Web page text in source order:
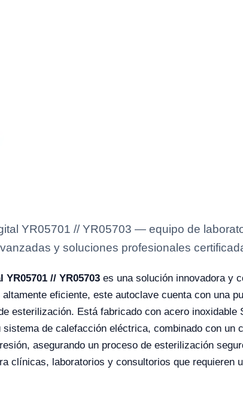
YR05701 // YR05703 — equipo de
y soluciones profesionales
// YR05703 es una solución innovadora y
eficiente, este autoclave cuenta con una
esterilización. Está fabricado con acero inoxidable
de calefacción eléctrica, combinado con un
asegurando un proceso de esterilización
clínicas, laboratorios y consultorios que requieren